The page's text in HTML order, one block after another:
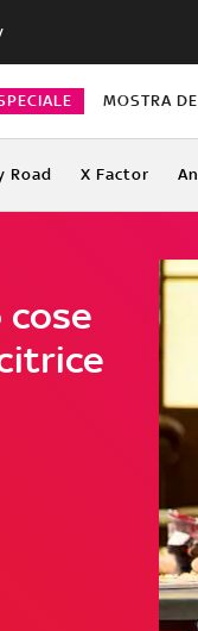
MOSTRA
Road X Factor